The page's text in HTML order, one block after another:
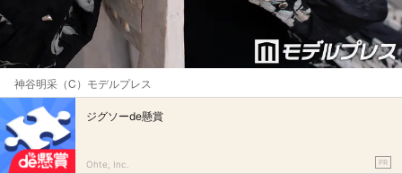
神谷明采（C）モデルプレス
ジグソーde懸賞
Ohte, Inc. PR